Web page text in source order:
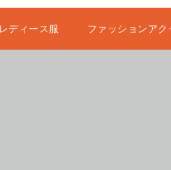
レディース服 ファッションアク